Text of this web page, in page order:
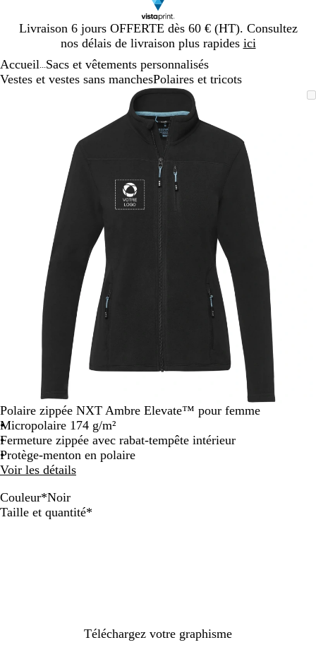
Livraison 6 jours OFFERTE dès 60 € (HT). Consultez
nos délais de livraison plus rapides ici
Diapositive
1
Accueil Sacs et vêtements personnalisés
Vestes et vestes sans manchesPolaires et tricots
Image
zoomable
Zoom
au
minimum
Cliquez
pour
développer
Utilisez
les
touches
plus
et
moins
pour
zoomer
et
les
touches
fléchées
faire
défiler
Polaire zippée NXT Ambre Elevate™ pour femme
Micropolaire 174 g/m²
Fermeture zippée avec rabat-tempête intérieur
Protège-menton en polaire
Voir les détails
Couleur*Noir
B
N
B
G
B
Taille et quantité*
Téléchargez votre graphisme